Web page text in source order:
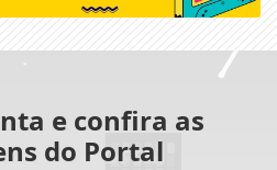
e confira as
do Portal